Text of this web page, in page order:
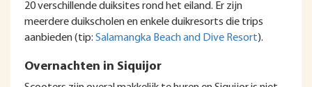
20 verschillende duiksites rond het eiland. Er zijn
meerdere duikscholen en enkele duikresorts die trips
aanbieden (tip: Salamangka Beach and Dive Resort).
Overnachten in Siquijor